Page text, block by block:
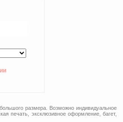
размера. Возможно индивидуальное
печать, эксклюзивное оформление, багет,